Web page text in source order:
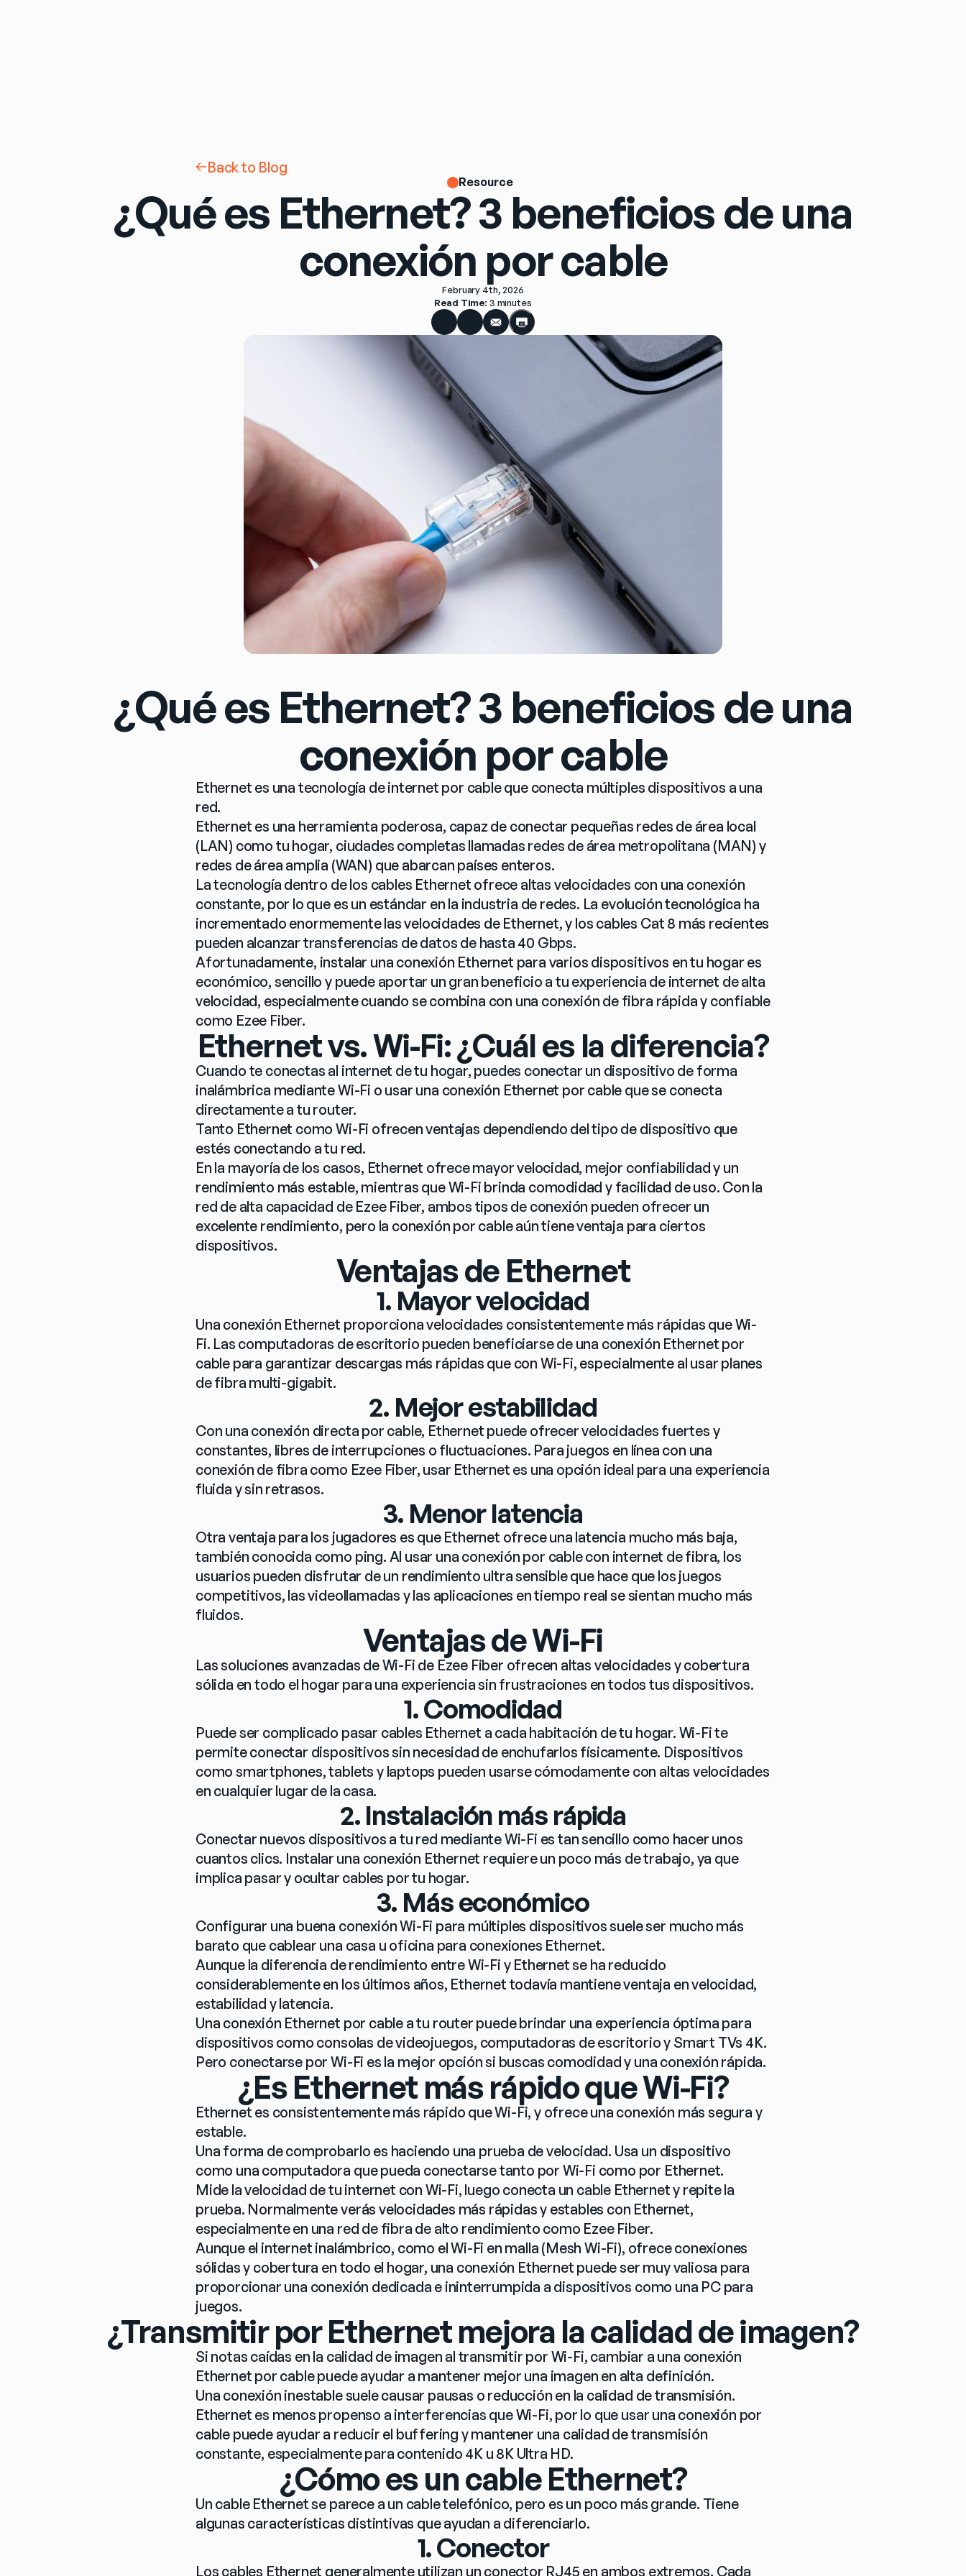
Back to Blog
Resource
¿Qué es Ethernet? 3 beneficios de una
conexión por cable
February 4th, 2026
Read Time: 3 minutes
¿Qué es Ethernet? 3 beneficios de una
conexión por cable
Ethernet es una tecnología de internet por cable que conecta múltiples dispositivos a una
red.
Ethernet es una herramienta poderosa, capaz de conectar pequeñas redes de área local
(LAN) como tu hogar, ciudades completas llamadas redes de área metropolitana (MAN) y
redes de área amplia (WAN) que abarcan países enteros.
La tecnología dentro de los cables Ethernet ofrece altas velocidades con una conexión
constante, por lo que es un estándar en la industria de redes. La evolución tecnológica ha
incrementado enormemente las velocidades de Ethernet, y los cables Cat 8 más recientes
pueden alcanzar transferencias de datos de hasta 40 Gbps.
Afortunadamente, instalar una conexión Ethernet para varios dispositivos en tu hogar es
económico, sencillo y puede aportar un gran beneficio a tu experiencia de internet de alta
velocidad, especialmente cuando se combina con una conexión de fibra rápida y confiable
como Ezee Fiber.
Ethernet vs. Wi-Fi: ¿Cuál es la diferencia?
Cuando te conectas al internet de tu hogar, puedes conectar un dispositivo de forma
inalámbrica mediante Wi-Fi o usar una conexión Ethernet por cable que se conecta
directamente a tu router.
Tanto Ethernet como Wi-Fi ofrecen ventajas dependiendo del tipo de dispositivo que
estés conectando a tu red.
En la mayoría de los casos, Ethernet ofrece mayor velocidad, mejor confiabilidad y un
rendimiento más estable, mientras que Wi-Fi brinda comodidad y facilidad de uso. Con la
red de alta capacidad de Ezee Fiber, ambos tipos de conexión pueden ofrecer un
excelente rendimiento, pero la conexión por cable aún tiene ventaja para ciertos
dispositivos.
Ventajas de Ethernet
1. Mayor velocidad
Una conexión Ethernet proporciona velocidades consistentemente más rápidas que Wi-
Fi. Las computadoras de escritorio pueden beneficiarse de una conexión Ethernet por
cable para garantizar descargas más rápidas que con Wi-Fi, especialmente al usar planes
de fibra multi-gigabit.
2. Mejor estabilidad
Con una conexión directa por cable, Ethernet puede ofrecer velocidades fuertes y
constantes, libres de interrupciones o fluctuaciones. Para juegos en línea con una
conexión de fibra como Ezee Fiber, usar Ethernet es una opción ideal para una experiencia
fluida y sin retrasos.
3. Menor latencia
Otra ventaja para los jugadores es que Ethernet ofrece una latencia mucho más baja,
también conocida como ping. Al usar una conexión por cable con internet de fibra, los
usuarios pueden disfrutar de un rendimiento ultra sensible que hace que los juegos
competitivos, las videollamadas y las aplicaciones en tiempo real se sientan mucho más
fluidos.
Ventajas de Wi-Fi
Las soluciones avanzadas de Wi-Fi de Ezee Fiber ofrecen altas velocidades y cobertura
sólida en todo el hogar para una experiencia sin frustraciones en todos tus dispositivos.
1. Comodidad
Puede ser complicado pasar cables Ethernet a cada habitación de tu hogar. Wi-Fi te
permite conectar dispositivos sin necesidad de enchufarlos físicamente. Dispositivos
como smartphones, tablets y laptops pueden usarse cómodamente con altas velocidades
en cualquier lugar de la casa.
2. Instalación más rápida
Conectar nuevos dispositivos a tu red mediante Wi-Fi es tan sencillo como hacer unos
cuantos clics. Instalar una conexión Ethernet requiere un poco más de trabajo, ya que
implica pasar y ocultar cables por tu hogar.
3. Más económico
Configurar una buena conexión Wi-Fi para múltiples dispositivos suele ser mucho más
barato que cablear una casa u oficina para conexiones Ethernet.
Aunque la diferencia de rendimiento entre Wi-Fi y Ethernet se ha reducido
considerablemente en los últimos años, Ethernet todavía mantiene ventaja en velocidad,
estabilidad y latencia.
Una conexión Ethernet por cable a tu router puede brindar una experiencia óptima para
dispositivos como consolas de videojuegos, computadoras de escritorio y Smart TVs 4K.
Pero conectarse por Wi-Fi es la mejor opción si buscas comodidad y una conexión rápida.
¿Es Ethernet más rápido que Wi-Fi?
Ethernet es consistentemente más rápido que Wi-Fi, y ofrece una conexión más segura y
estable.
Una forma de comprobarlo es haciendo una prueba de velocidad. Usa un dispositivo
como una computadora que pueda conectarse tanto por Wi-Fi como por Ethernet.
Mide la velocidad de tu internet con Wi-Fi, luego conecta un cable Ethernet y repite la
prueba. Normalmente verás velocidades más rápidas y estables con Ethernet,
especialmente en una red de fibra de alto rendimiento como Ezee Fiber.
Aunque el internet inalámbrico, como el Wi-Fi en malla (Mesh Wi-Fi), ofrece conexiones
sólidas y cobertura en todo el hogar, una conexión Ethernet puede ser muy valiosa para
proporcionar una conexión dedicada e ininterrumpida a dispositivos como una PC para
juegos.
¿Transmitir por Ethernet mejora la calidad de imagen?
Si notas caídas en la calidad de imagen al transmitir por Wi-Fi, cambiar a una conexión
Ethernet por cable puede ayudar a mantener mejor una imagen en alta definición.
Una conexión inestable suele causar pausas o reducción en la calidad de transmisión.
Ethernet es menos propenso a interferencias que Wi-Fi, por lo que usar una conexión por
cable puede ayudar a reducir el buffering y mantener una calidad de transmisión
constante, especialmente para contenido 4K u 8K Ultra HD.
¿Cómo es un cable Ethernet?
Un cable Ethernet se parece a un cable telefónico, pero es un poco más grande. Tiene
algunas características distintivas que ayudan a diferenciarlo.
1. Conector
Los cables Ethernet generalmente utilizan un conector RJ45 en ambos extremos. Cada